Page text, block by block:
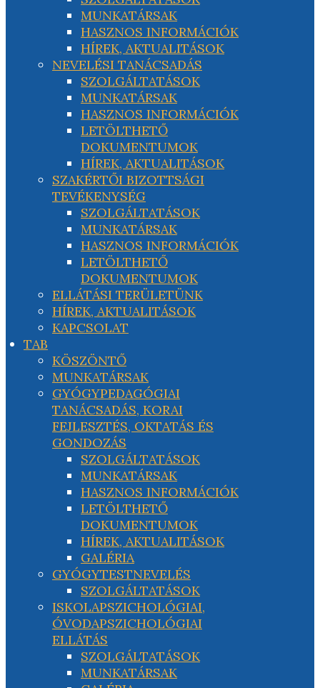
MUNKATÁRSAK
HASZNOS INFORMÁCIÓK
HÍREK, AKTUALITÁSOK
NEVELÉSI TANÁCSADÁS
SZOLGÁLTATÁSOK
MUNKATÁRSAK
HASZNOS INFORMÁCIÓK
LETÖLTHETŐ
DOKUMENTUMOK
HÍREK, AKTUALITÁSOK
SZAKÉRTŐI BIZOTTSÁGI
TEVÉKENYSÉG
SZOLGÁLTATÁSOK
MUNKATÁRSAK
HASZNOS INFORMÁCIÓK
LETÖLTHETŐ
DOKUMENTUMOK
ELLÁTÁSI TERÜLETÜNK
HÍREK, AKTUALITÁSOK
KAPCSOLAT
TAB
KÖSZÖNTŐ
MUNKATÁRSAK
GYÓGYPEDAGÓGIAI
TANÁCSADÁS, KORAI
FEJLESZTÉS, OKTATÁS ÉS
GONDOZÁS
SZOLGÁLTATÁSOK
MUNKATÁRSAK
HASZNOS INFORMÁCIÓK
LETÖLTHETŐ
DOKUMENTUMOK
HÍREK, AKTUALITÁSOK
GALÉRIA
GYÓGYTESTNEVELÉS
SZOLGÁLTATÁSOK
ISKOLAPSZICHOLÓGIAI,
ÓVODAPSZICHOLÓGIAI
ELLÁTÁS
SZOLGÁLTATÁSOK
MUNKATÁRSAK